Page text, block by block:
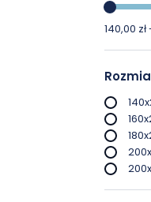
140,00